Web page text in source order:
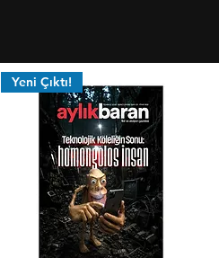
Yeni Çıktı!